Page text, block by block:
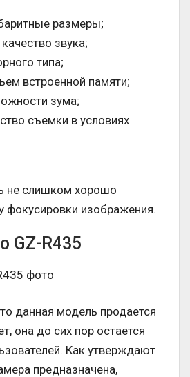
размеры;
звука;
типа;
встроенной памяти;
зума;
съемки в условиях
не слишком хорошо
фокусировки изображения.
GZ-R435
данная модель продается
она до сих пор остается
Как утверждают
предназначена,